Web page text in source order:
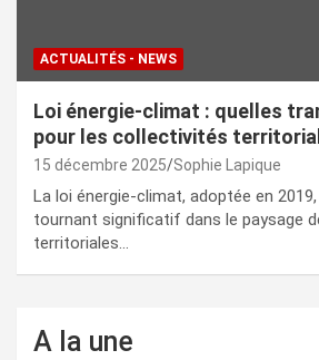
ACTUALITÉS - NEWS
Loi énergie-climat : quelles
pour les collectivités
15 décembre 2025 Sophie Lapique
La loi énergie-climat, adoptée en
tournant significatif dans le paysage
territoriales…
A la une